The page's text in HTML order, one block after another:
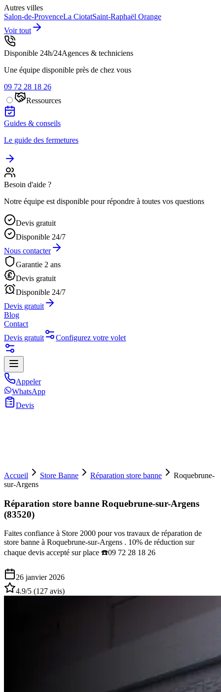
Autres villes
Salon-de-ProvenceLa CiotatSaint-Raphaël Orange
Voir tout
Disponible 24h/24Agences & techniciens
Une équipe disponible près de chez vous
09 72 28 18 26
Ressources
Guides & conseils
Le guide des fermetures
Besoin d'aide ?
Notre équipe est disponible pour répondre à toutes vos questions
Devis gratuit
Disponible 24/7
Nous contacter
Garantie 2 ans
Devis gratuit
Disponible 24/7
Devis gratuit
Blog
Contact
Devis gratuit
Configurez votre volet
Appeler
WhatsApp
Devis
Accueil Store Banne Réparation store banne
Roquebrune-
sur-Argens
Réparation store banne Roquebrune-sur-Argens
(83520)
Faites confiance à Store 2000 pour vos travaux de réparation de
store banne à Roquebrune-sur-Argens . 10% de réduction sur
chaque devis accepté sur place ☎️09 72 28 18 26
26 janvier 2026
4.9/5 (127 avis)